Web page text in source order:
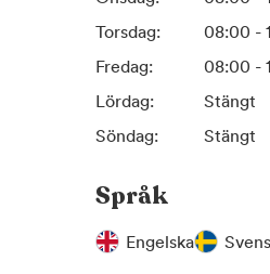
Torsdag:
08:00 -
Fredag:
08:00 -
Lördag:
Stängt
Söndag:
Stängt
Språk
Engelska